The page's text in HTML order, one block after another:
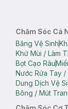
Chăm Sóc Cá
Băng Vệ Sinh
Khử Mùi / Làm
Bọt Cạo Râu
Nước Rửa Tay /
Dung Dịch Vệ
Bông / Mút